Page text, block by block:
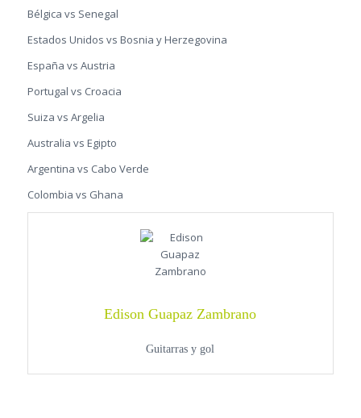
Bélgica vs Senegal
Estados Unidos vs Bosnia y Herzegovina
España vs Austria
Portugal vs Croacia
Suiza vs Argelia
Australia vs Egipto
Argentina vs Cabo Verde
Colombia vs Ghana
Edison Guapaz Zambrano
Guitarras y gol